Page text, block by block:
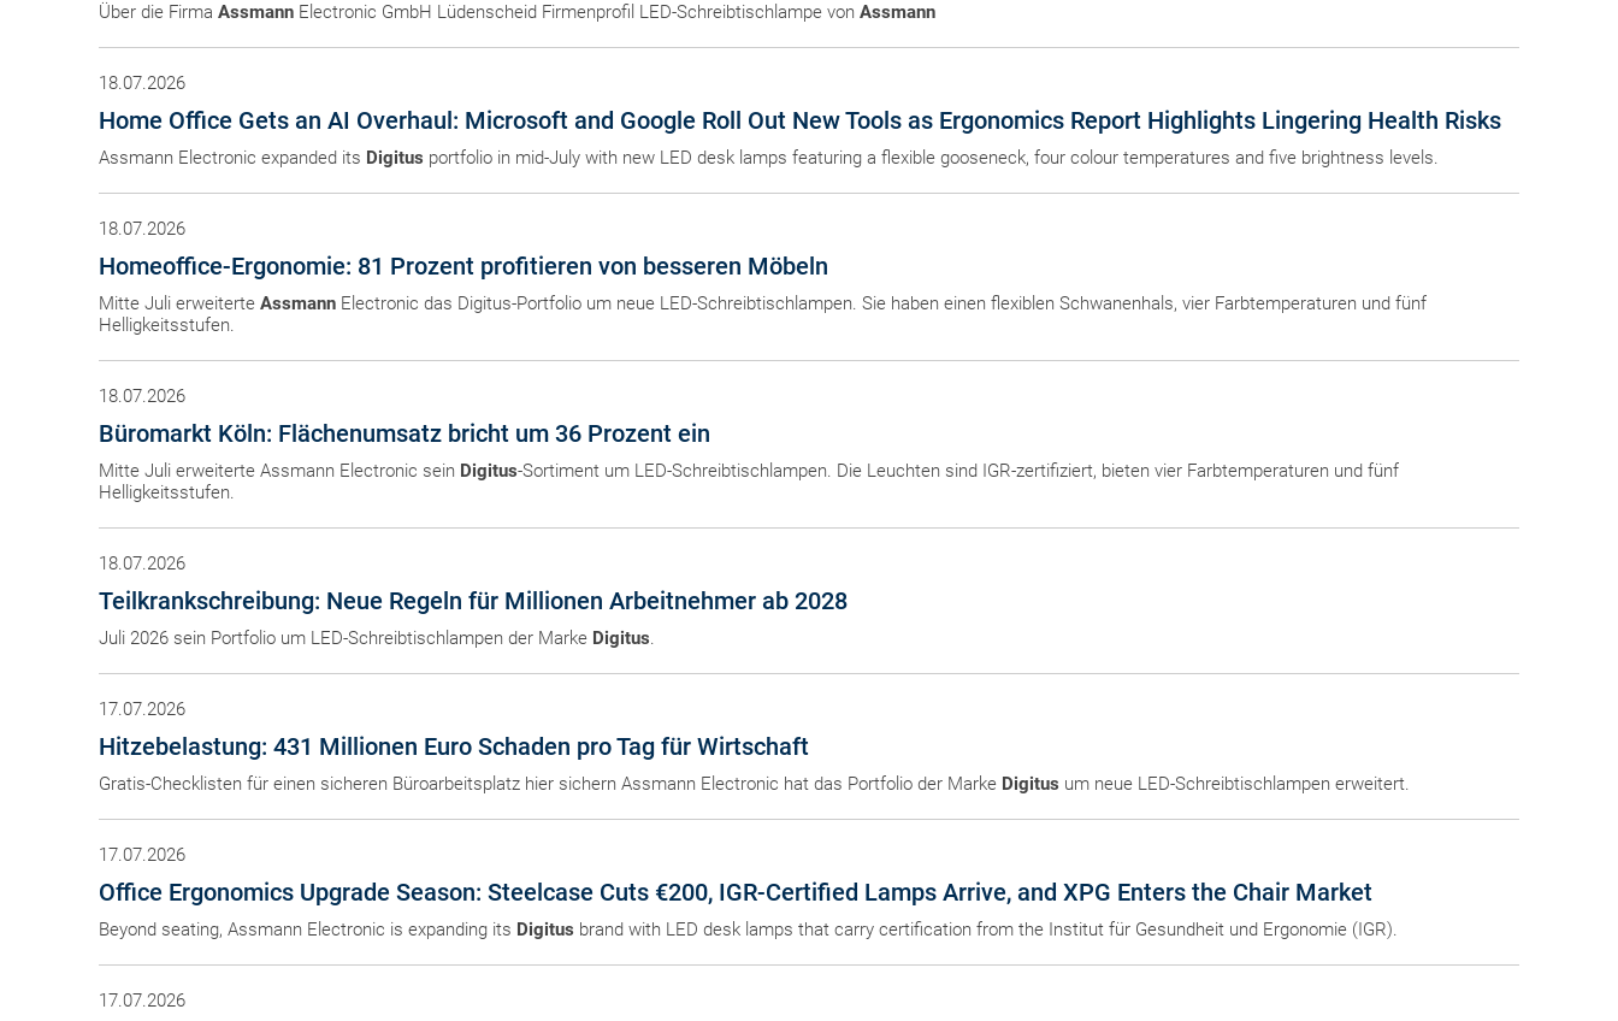
Über die Firma Assmann Electronic GmbH Lüdenscheid Firmenprofil LED-Schreibtischlampe von Assmann
18.07.2026
Home Office Gets an AI Overhaul: Microsoft and Google Roll Out New Tools as Ergonomics Report Highlights Lingering Health Risks
Assmann Electronic expanded its Digitus portfolio in mid-July with new LED desk lamps featuring a flexible gooseneck, four colour temperatures and five brightness levels.
18.07.2026
Homeoffice-Ergonomie: 81 Prozent profitieren von besseren Möbeln
Mitte Juli erweiterte Assmann Electronic das Digitus-Portfolio um neue LED-Schreibtischlampen. Sie haben einen flexiblen Schwanenhals, vier Farbtemperaturen und fünf
Helligkeitsstufen.
18.07.2026
Büromarkt Köln: Flächenumsatz bricht um 36 Prozent ein
Mitte Juli erweiterte Assmann Electronic sein Digitus-Sortiment um LED-Schreibtischlampen. Die Leuchten sind IGR-zertifiziert, bieten vier Farbtemperaturen und fünf
Helligkeitsstufen.
18.07.2026
Teilkrankschreibung: Neue Regeln für Millionen Arbeitnehmer ab 2028
Juli 2026 sein Portfolio um LED-Schreibtischlampen der Marke Digitus.
17.07.2026
Hitzebelastung: 431 Millionen Euro Schaden pro Tag für Wirtschaft
Gratis-Checklisten für einen sicheren Büroarbeitsplatz hier sichern Assmann Electronic hat das Portfolio der Marke Digitus um neue LED-Schreibtischlampen erweitert.
17.07.2026
Office Ergonomics Upgrade Season: Steelcase Cuts €200, IGR-Certified Lamps Arrive, and XPG Enters the Chair Market
Beyond seating, Assmann Electronic is expanding its Digitus brand with LED desk lamps that carry certification from the Institut für Gesundheit und Ergonomie (IGR).
17.07.2026